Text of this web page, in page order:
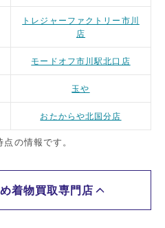
トレジャーファクトリー市川
店
モードオフ市川駅北口店
玉や
おたからや北国分店
の情報です。
着物買取専門店